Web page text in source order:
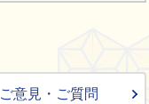
ご意見・ご質問